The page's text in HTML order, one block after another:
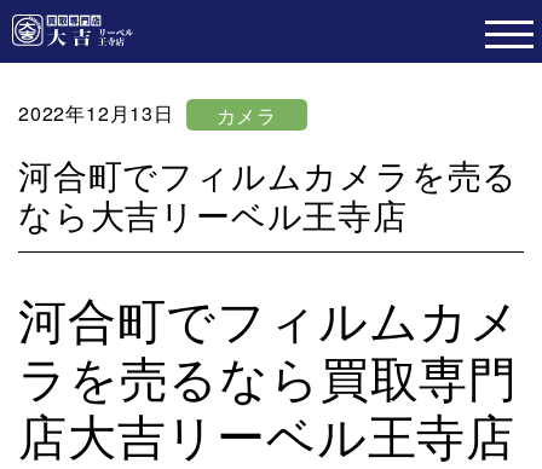
2022年12月13日 カメラ
河合町でフィルムカメラを売る
なら大吉リーベル王寺店
河合町でフィルムカメ
ラを売るなら買取専門
店大吉リーベル王寺店